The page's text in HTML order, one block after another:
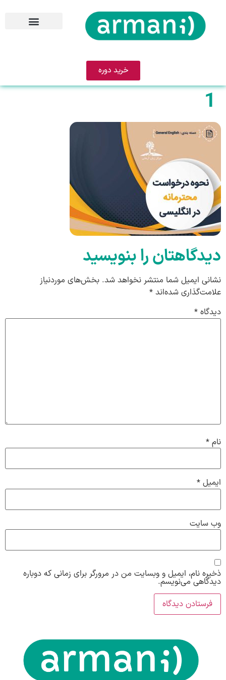
خرید دوره
1
دیدگاهتان را بنویسید
نشانی ایمیل شما منتشر نخواهد شد. بخش‌های موردنیاز
علامت‌گذاری شده‌اند *
دیدگاه *
نام *
ایمیل *
وب‌ سایت
ذخیره نام، ایمیل و وبسایت من در مرورگر برای زمانی که دوباره
دیدگاهی می‌نویسم.